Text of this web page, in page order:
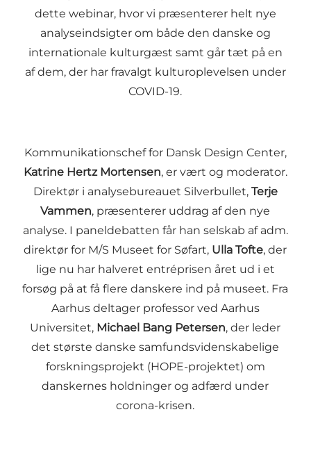
dette webinar, hvor vi præsenterer helt nye
analyseindsigter om både den danske og
internationale kulturgæst samt går tæt på en
af dem, der har fravalgt kulturoplevelsen under
COVID-19.
Kommunikationschef for Dansk Design Center,
Katrine Hertz Mortensen, er vært og moderator.
Direktør i analysebureauet Silverbullet, Terje
Vammen, præsenterer uddrag af den nye
analyse. I paneldebatten får han selskab af adm.
direktør for M/S Museet for Søfart, Ulla Tofte, der
lige nu har halveret entréprisen året ud i et
forsøg på at få flere danskere ind på museet. Fra
Aarhus deltager professor ved Aarhus
Universitet, Michael Bang Petersen, der leder
det største danske samfundsvidenskabelige
forskningsprojekt (HOPE-projektet) om
danskernes holdninger og adfærd under
corona-krisen.